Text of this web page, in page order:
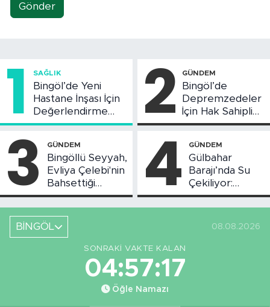
Gönder
1 SAĞLIK
Bingöl’de Yeni
Hastane İnşası İçin
Değerlendirme
Toplantısı Yapıldı
2 GÜNDEM
Bingöl’de
Depremzedeler
İçin Hak Sahipliği
Askı Süreci
3 GÜNDEM
Bingöllü Seyyah,
Evliya Çelebi'nin
Bahsettiği
Bingöl'deki O
Yeri Görüntüledi
4 GÜNDEM
Gülbahar
Barajı’nda Su
Çekiliyor:
Piknikçi Sayısı
Azaldı
BİNGÖL
08.08.2026
SONRAKI VAKTE KALAN
04:57:17
Öğle Namazı